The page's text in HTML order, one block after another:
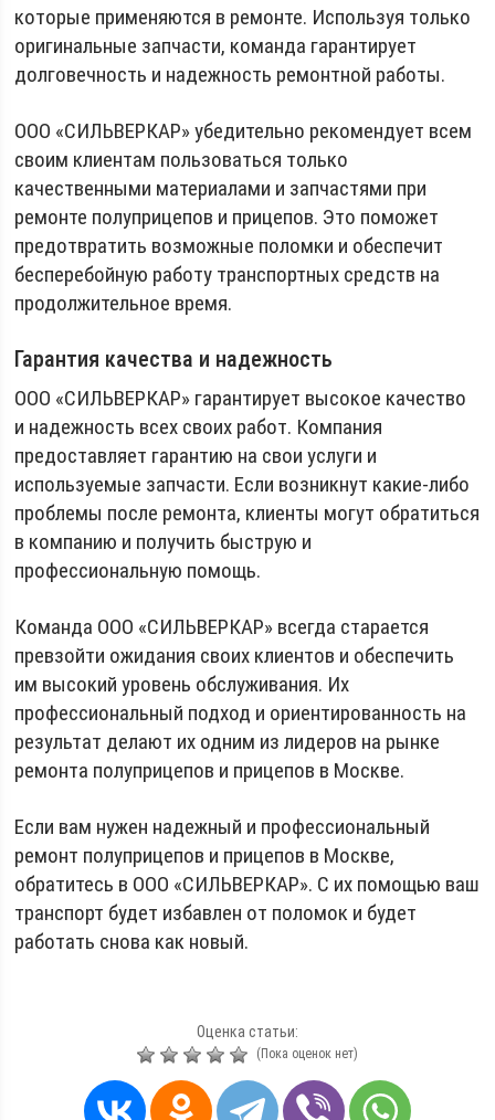
которые применяются в ремонте. Используя только
оригинальные запчасти, команда гарантирует
долговечность и надежность ремонтной работы.
ООО «СИЛЬВЕРКАР» убедительно рекомендует всем
своим клиентам пользоваться только
качественными материалами и запчастями при
ремонте полуприцепов и прицепов. Это поможет
предотвратить возможные поломки и обеспечит
бесперебойную работу транспортных средств на
продолжительное время.
Гарантия качества и надежность
ООО «СИЛЬВЕРКАР» гарантирует высокое качество
и надежность всех своих работ. Компания
предоставляет гарантию на свои услуги и
используемые запчасти. Если возникнут какие-либо
проблемы после ремонта, клиенты могут обратиться
в компанию и получить быструю и
профессиональную помощь.
Команда ООО «СИЛЬВЕРКАР» всегда старается
превзойти ожидания своих клиентов и обеспечить
им высокий уровень обслуживания. Их
профессиональный подход и ориентированность на
результат делают их одним из лидеров на рынке
ремонта полуприцепов и прицепов в Москве.
Если вам нужен надежный и профессиональный
ремонт полуприцепов и прицепов в Москве,
обратитесь в ООО «СИЛЬВЕРКАР». С их помощью ваш
транспорт будет избавлен от поломок и будет
работать снова как новый.
Оценка статьи:
(Пока оценок нет)